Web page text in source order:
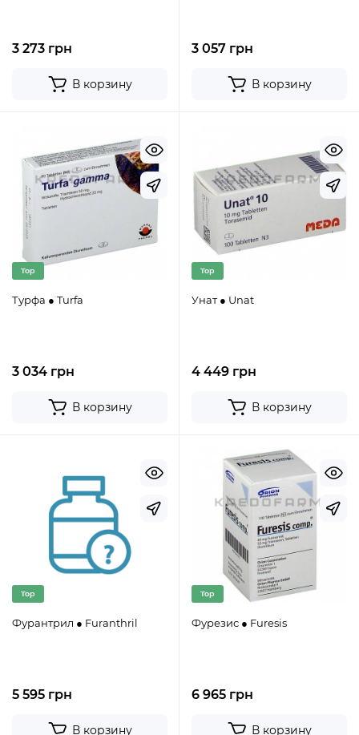
3 273 грн
В корзину
3 057 грн
В корзину
Top
Турфа ● Turfa
3 034 грн
В корзину
Top
Унат ● Unat
4 449 грн
В корзину
Top
Фурантрил ● Furanthril
5 595 грн
В корзину
Top
Фурезис ● Furesis
6 965 грн
В корзину